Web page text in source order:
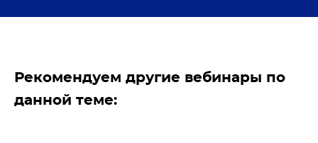
Рекомендуем другие вебинары по
данной теме: